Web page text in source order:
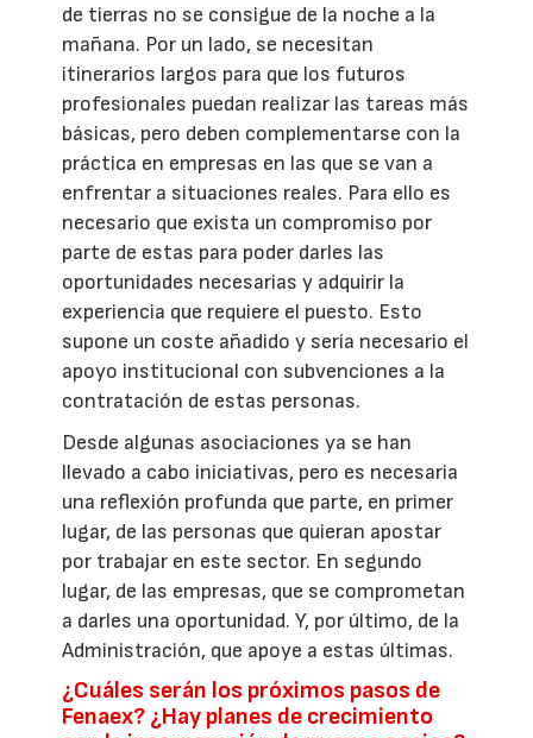
de tierras no se consigue de la noche a la
mañana. Por un lado, se necesitan
itinerarios largos para que los futuros
profesionales puedan realizar las tareas más
básicas, pero deben complementarse con la
práctica en empresas en las que se van a
enfrentar a situaciones reales. Para ello es
necesario que exista un compromiso por
parte de estas para poder darles las
oportunidades necesarias y adquirir la
experiencia que requiere el puesto. Esto
supone un coste añadido y sería necesario el
apoyo institucional con subvenciones a la
contratación de estas personas.
Desde algunas asociaciones ya se han
llevado a cabo iniciativas, pero es necesaria
una reflexión profunda que parte, en primer
lugar, de las personas que quieran apostar
por trabajar en este sector. En segundo
lugar, de las empresas, que se comprometan
a darles una oportunidad. Y, por último, de la
Administración, que apoye a estas últimas.
¿Cuáles serán los próximos pasos de
Fenaex? ¿Hay planes de crecimiento